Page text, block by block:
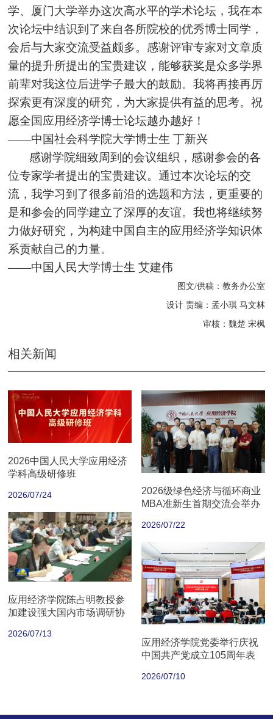
学、厦门大学举办这次高水平的学术论坛，我在本
次论坛中结识到了来自各所院校的优秀博士同学，
会后与大家交流受益颇多。感谢评审专家对文章质
量的提升所提出的宝贵建议，能够获奖是众多学界
前辈对我这位后进学子最大的鼓励。我将再接再厉
探索更有深度的研究，为大家提供有益的思考。祝
愿全国应用经济学博士论坛越办越好！
——中国社会科学院大学博士生 丁新兴
感谢学院细致周到的会议组织，感谢参会的各
位专家学者提出的宝贵建议。通过本次论坛的交
流，我学习到了很多前沿的选题和方法，更重要的
是和参会的同学建立了深厚的友谊。我也将继续努
力做好研究，为构建中国自主的应用经济学知识体
系贡献自己的力量。
——中国人民大学博士生艾建伟
图文/供稿：教务办公室
设计 责编：孟小琪 马文林
审核： 魏楚宋枫
相关新闻
2026中国人民大学应用经济
学科高级研修班
2026/07/24
2026级绿色经济与循环商业
MBA准新生首期交流会举办
2026/07/22
应用经济学院陈占明教授参
加建设强大国内市场调研协
2026/07/13
应用经济学院党委举行庆祝
中国共产党成立105周年表
2026/07/10